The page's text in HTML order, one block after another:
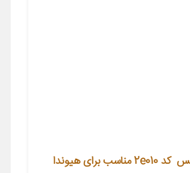
فیلتر کابین جنیون پارتس کد 2e010 مناسب برای هیوندا